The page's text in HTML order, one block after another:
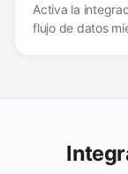
Activa la
flujo de datos